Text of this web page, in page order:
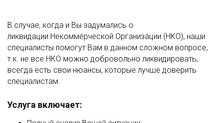
В случае, когда и Вы задумались о
ликвидации Некомме́рческой Организа́ции (НКО), наши
специалисты помогут Вам в данном сложном вопросе,
т.к. не все НКО можно добровольно ликвидировать,
всегда есть свои нюансы, которые лучше доверить
специалистам.
Услуга включает: